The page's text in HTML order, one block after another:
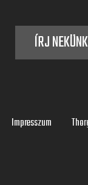
ÍRJ NEKÜNK
Impresszum